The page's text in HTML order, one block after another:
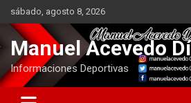
Saltar
contenido
sábado, agosto 8, 2026
Manuel Acevedo
Informaciones Deportivas